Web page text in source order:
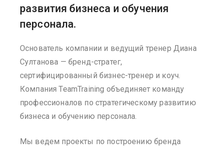
развития бизнеса и обучения
персонала.
Основатель компании и ведущий тренер Диана
Султанова — бренд-стратег,
сертифицированный бизнес-тренер и коуч.
Компания TeamTraining объединяет команду
профессионалов по стратегическому развитию
бизнеса и обучению персонала.
Мы ведем проекты по построению бренда